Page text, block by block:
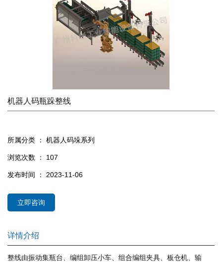
机器人码瓶跺整线
所属分类 ： 机器人码垛系列
浏览次数 ： 107
发布时间 ： 2023-11-06
立即咨询
详情介绍
整线由振动集瓶台、编组卸压小车、组合编组夹具、板仓机、输